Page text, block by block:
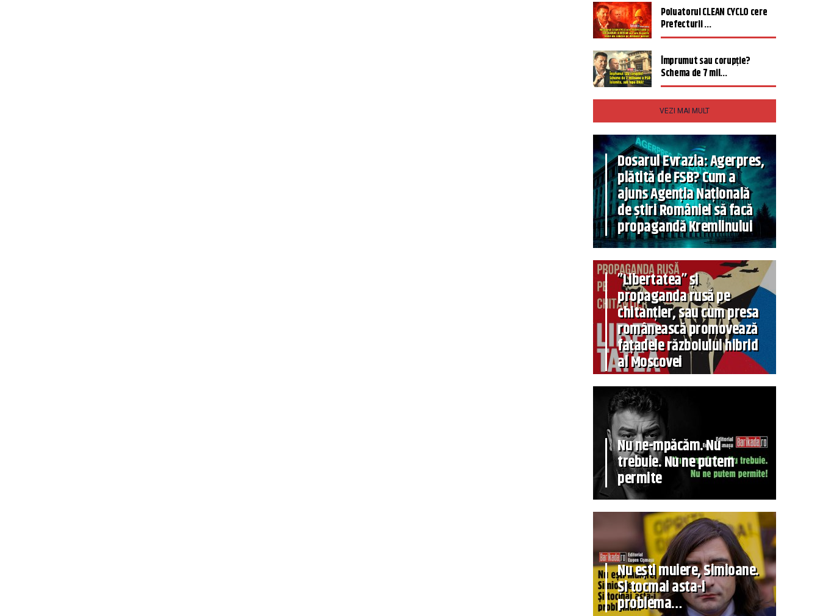
Poluatorul CLEAN CYCLO cere
Prefecturii ...
Împrumut sau corupție?
Schema de 7 mil...
VEZI MAI MULT
Dosarul Evrazia: Agerpres,
plătită de FSB? Cum a
ajuns Agenția Națională
de știri României să facă
propagandă Kremlinului
”Libertatea” și
propaganda rusă pe
chitanțier, sau cum presa
românească promovează
fațadele războiului hibrid
al Moscovei
Nu ne-mpăcăm. Nu
trebuie. Nu ne putem
permite
Nu ești muiere, Simioane.
Și tocmai asta-i
problema…